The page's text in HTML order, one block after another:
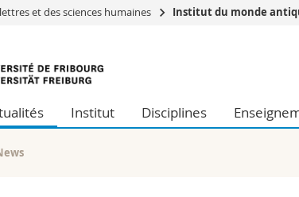
Sciences économiques et
Lettres et sciences humaines
et des sciences humaines Institut du monde
Institut Disciplines